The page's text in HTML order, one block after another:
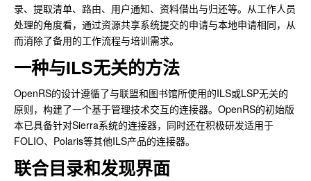
录、提取清单、路由、用户通知、资料借出与归还等。从工作人员
处理的角度看，通过资源共享系统提交的申请与本地申请相同，从
而消除了备用的工作流程与培训需求。
一种与ILS无关的方法
OpenRS的设计遵循了与联盟和图书馆所使用的ILS或LSP无关的
原则，构建了一个基于管理技术交互的连接器。OpenRS的初始版
本已具备针对Sierra系统的连接器，同时还在积极研发适用于
FOLIO、Polaris等其他ILS产品的连接器。
联合目录和发现界面